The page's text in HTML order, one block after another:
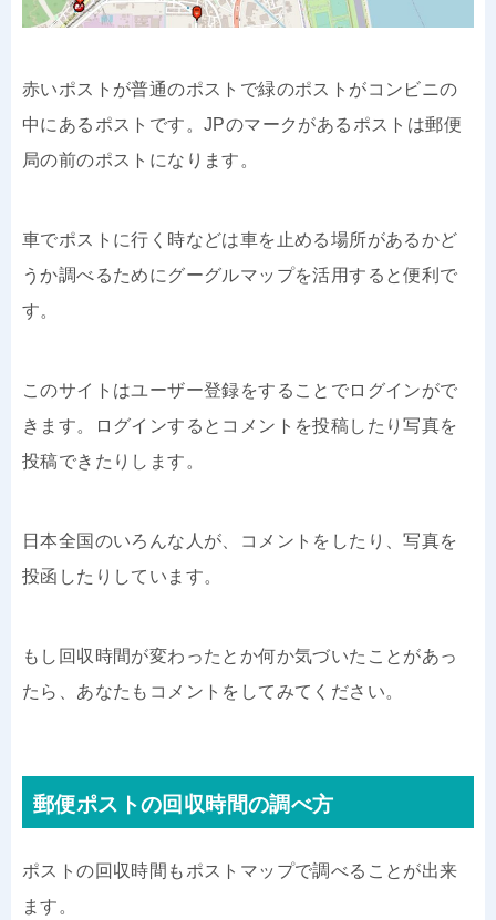
赤いポストが普通のポストで緑のポストがコンビニの
中にあるポストです。JPのマークがあるポストは郵便
局の前のポストになります。
車でポストに行く時などは車を止める場所があるかど
うか調べるためにグーグルマップを活用すると便利で
す。
このサイトはユーザー登録をすることでログインがで
きます。ログインするとコメントを投稿したり写真を
投稿できたりします。
日本全国のいろんな人が、コメントをしたり、写真を
投函したりしています。
もし回収時間が変わったとか何か気づいたことがあっ
たら、あなたもコメントをしてみてください。
郵便ポストの回収時間の調べ方
ポストの回収時間もポストマップで調べることが出来
ます。